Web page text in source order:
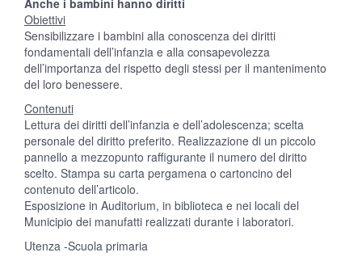
Anche i bambini hanno diritti
Obiettivi
Sensibilizzare i bambini alla conoscenza dei diritti
fondamentali dell’infanzia e alla consapevolezza
dell’importanza del rispetto degli stessi per il mantenimento
del loro benessere.
Contenuti
Lettura dei diritti dell’infanzia e dell’adolescenza; scelta
personale del diritto preferito. Realizzazione di un piccolo
pannello a mezzopunto raffigurante il numero del diritto
scelto. Stampa su carta pergamena o cartoncino del
contenuto dell’articolo.
Esposizione in Auditorium, in biblioteca e nei locali del
Municipio dei manufatti realizzati durante i laboratori.
Utenza -Scuola primaria